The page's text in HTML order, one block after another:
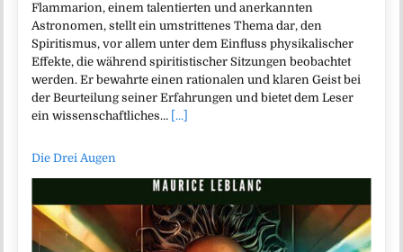
Flammarion, einem talentierten und anerkannten
Astronomen, stellt ein umstrittenes Thema dar, den
Spiritismus, vor allem unter dem Einfluss physikalischer
Effekte, die während spiritistischer Sitzungen beobachtet
werden. Er bewahrte einen rationalen und klaren Geist bei
der Beurteilung seiner Erfahrungen und bietet dem Leser
ein wissenschaftliches… [...]
Die Drei Augen